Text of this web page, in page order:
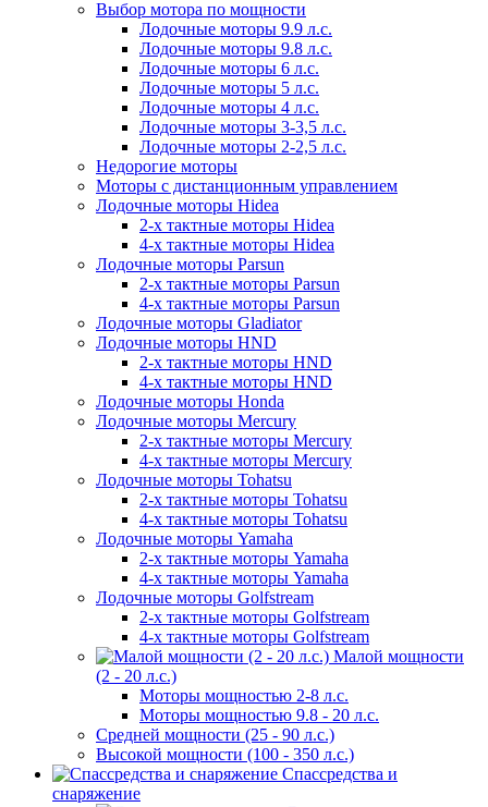
Выбор мотора по мощности
Лодочные моторы 9.9 л.с.
Лодочные моторы 9.8 л.с.
Лодочные моторы 6 л.с.
Лодочные моторы 5 л.с.
Лодочные моторы 4 л.с.
Лодочные моторы 3-3,5 л.с.
Лодочные моторы 2-2,5 л.с.
Недорогие моторы
Моторы с дистанционным управлением
Лодочные моторы Hidea
2-х тактные моторы Hidea
4-х тактные моторы Hidea
Лодочные моторы Parsun
2-х тактные моторы Parsun
4-х тактные моторы Parsun
Лодочные моторы Gladiator
Лодочные моторы HND
2-х тактные моторы HND
4-х тактные моторы HND
Лодочные моторы Honda
Лодочные моторы Mercury
2-х тактные моторы Mercury
4-х тактные моторы Mercury
Лодочные моторы Tohatsu
2-х тактные моторы Tohatsu
4-х тактные моторы Tohatsu
Лодочные моторы Yamaha
2-х тактные моторы Yamaha
4-х тактные моторы Yamaha
Лодочные моторы Golfstream
2-х тактные моторы Golfstream
4-х тактные моторы Golfstream
Малой мощности
(2 - 20 л.с.)
Моторы мощностью 2-8 л.с.
Моторы мощностью 9.8 - 20 л.с.
Средней мощности (25 - 90 л.с.)
Высокой мощности (100 - 350 л.с.)
Спассредства и
снаряжение